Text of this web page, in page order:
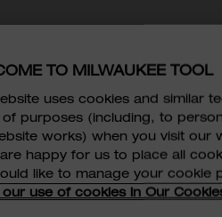
くてスムーズの両面磁石付き小
ネット台座
TO MILWAUKEE TOOL
uses cookies and similar
of purposes (including, to
works) when you visit our
happy for us to place all
like to manage your cookie
use of cookies in Our